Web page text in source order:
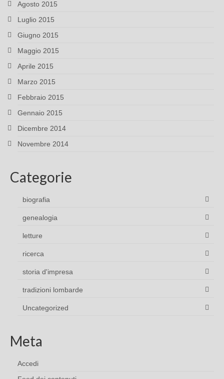
Agosto 2015
Luglio 2015
Giugno 2015
Maggio 2015
Aprile 2015
Marzo 2015
Febbraio 2015
Gennaio 2015
Dicembre 2014
Novembre 2014
Categorie
biografia
genealogia
letture
ricerca
storia d'impresa
tradizioni lombarde
Uncategorized
Meta
Accedi